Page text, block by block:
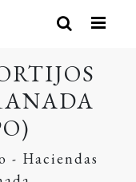
- Haciendas